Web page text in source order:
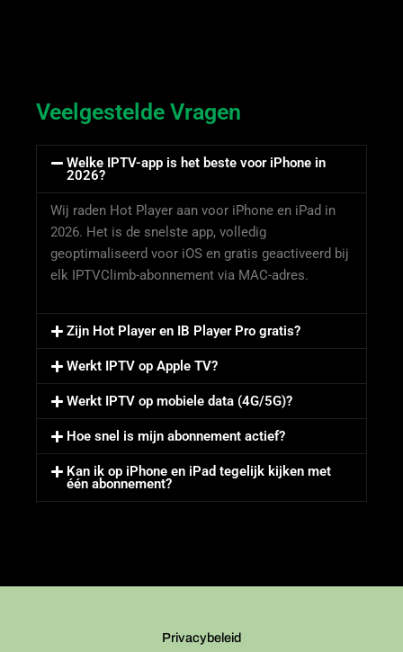
Veelgestelde Vragen
Welke IPTV-app is het beste voor iPhone in
2026?
Wij raden Hot Player aan voor iPhone en iPad in
2026. Het is de snelste app, volledig
geoptimaliseerd voor iOS en gratis geactiveerd bij
elk IPTVClimb-abonnement via MAC-adres.
Zijn Hot Player en IB Player Pro gratis?
Werkt IPTV op Apple TV?
Werkt IPTV op mobiele data (4G/5G)?
Hoe snel is mijn abonnement actief?
Kan ik op iPhone en iPad tegelijk kijken met
één abonnement?
Privacybeleid